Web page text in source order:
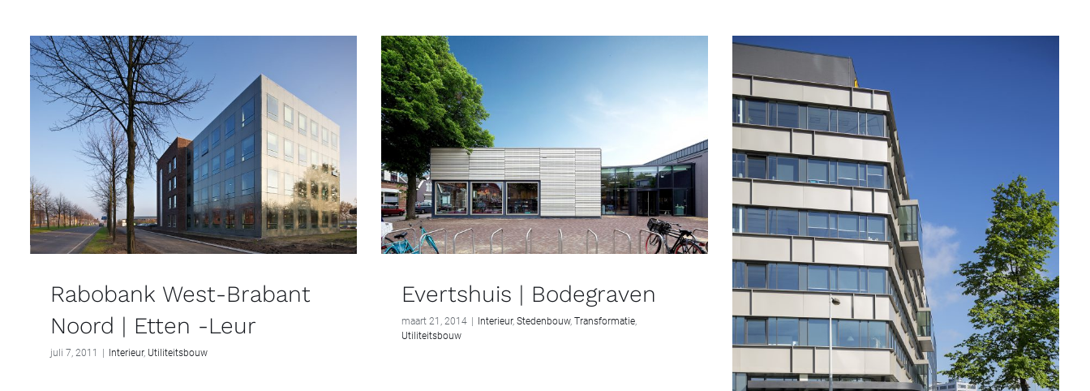
Rabobank West-Brabant
Noord | Etten -Leur
juli 7, 2011 | Interieur, Utiliteitsbouw
Evertshuis | Bodegraven
maart 21, 2014 | Interieur, Stedenbouw, Transformatie
Utiliteitsbouw